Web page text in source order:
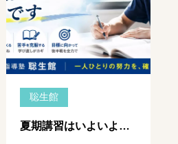
聡生館
夏期講習はいよいよ中盤へ ― 学力に差がつき始めるのは「今」です ―